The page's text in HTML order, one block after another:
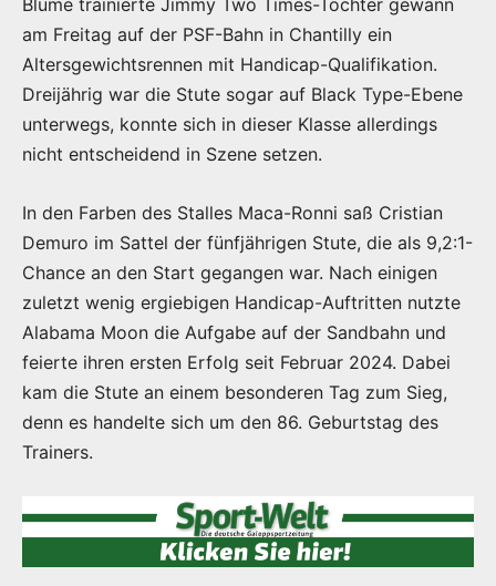
am Freitag auf der PSF-Bahn in Chantilly ein
Altersgewichtsrennen mit Handicap-Qualifikation.
Dreijährig war die Stute sogar auf Black Type-Ebene
unterwegs, konnte sich in dieser Klasse allerdings
nicht entscheidend in Szene setzen.
In den Farben des Stalles Maca-Ronni saß Cristian
Demuro im Sattel der fünfjährigen Stute, die als 9,2:1-
Chance an den Start gegangen war. Nach einigen
zuletzt wenig ergiebigen Handicap-Auftritten nutzte
Alabama Moon die Aufgabe auf der Sandbahn und
feierte ihren ersten Erfolg seit Februar 2024. Dabei
kam die Stute an einem besonderen Tag zum Sieg,
denn es handelte sich um den 86. Geburtstag des
Trainers.